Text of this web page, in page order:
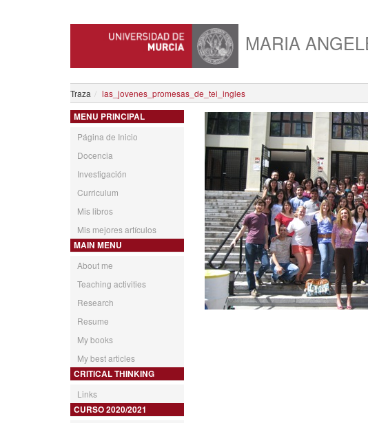
MARIA
Traza
las_jovenes_promesas_de_tei_ingles
MENU PRINCIPAL
Página de Inicio
Docencia
Investigación
Curriculum
Mis libros
Mis mejores artículos
MAIN MENU
About me
Teaching activities
Research
Resume
My books
My best articles
CRITICAL THINKING
Links
CURSO 2020/2021